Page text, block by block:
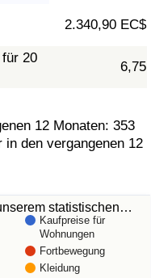
2.340,90 EC$
20
6,75
12 Monaten: 353
den vergangenen 12
statistischen…
Kaufpreise für
Wohnungen
Fortbewegung
Kleidung